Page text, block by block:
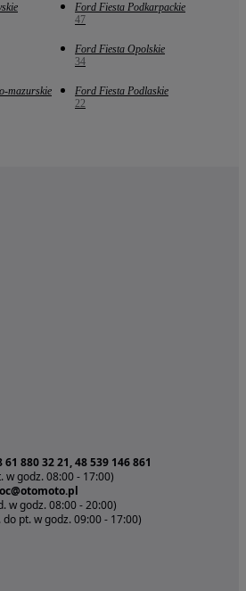
Ford Fiesta Podkarpackie
47
Ford Fiesta Opolskie
34
mazurskie
Ford Fiesta Podlaskie
22
880 32 21, 48 539 146 861
w godz. 08:00 - 17:00)
w godz. 08:00 - 20:00)
do pt. w godz. 09:00 - 17:00)